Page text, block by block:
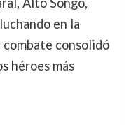
en la
consolidó
héroes más